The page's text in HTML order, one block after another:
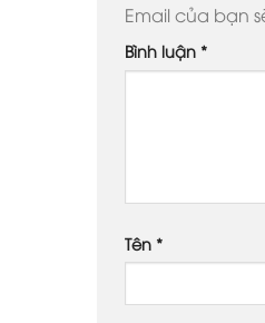
Email của bạn
Bình luận *
Tên *